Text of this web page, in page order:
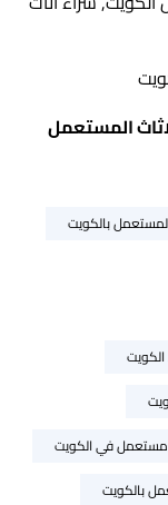
المستعمل
بالكويت
مستعمل في الكويت
بالكويت